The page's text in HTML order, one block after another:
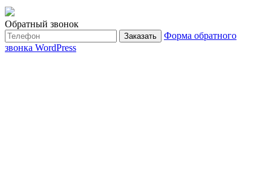
Обратный звонок
Заказать
Форма обратного
звонка WordPress